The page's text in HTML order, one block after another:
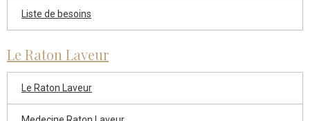
Liste de besoins
Le Raton Laveur
Le Raton Laveur